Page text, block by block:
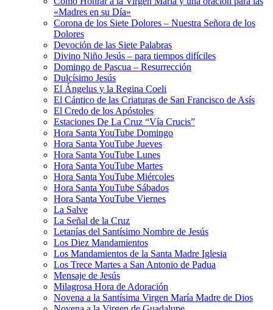
«Madres en su Día»
Corona de los Siete Dolores – Nuestra Señora de los
Dolores
Devoción de las Siete Palabras
Divino Niño Jesús – para tiempos difíciles
Domingo de Pascua – Resurrección
Dulcísimo Jesús
El Ángelus y la Regina Coeli
El Cántico de las Criaturas de San Francisco de Asís
El Credo de los Apóstoles
Estaciones De La Cruz “Vía Crucis”
Hora Santa YouTube Domingo
Hora Santa YouTube Jueves
Hora Santa YouTube Lunes
Hora Santa YouTube Martes
Hora Santa YouTube Miércoles
Hora Santa YouTube Sábados
Hora Santa YouTube Viernes
La Salve
La Señal de la Cruz
Letanías del Santísimo Nombre de Jesús
Los Diez Mandamientos
Los Mandamientos de la Santa Madre Iglesia
Los Trece Martes a San Antonio de Padua
Mensaje de Jesús
Milagrosa Hora de Adoración
Novena a la Santísima Virgen María Madre de Dios